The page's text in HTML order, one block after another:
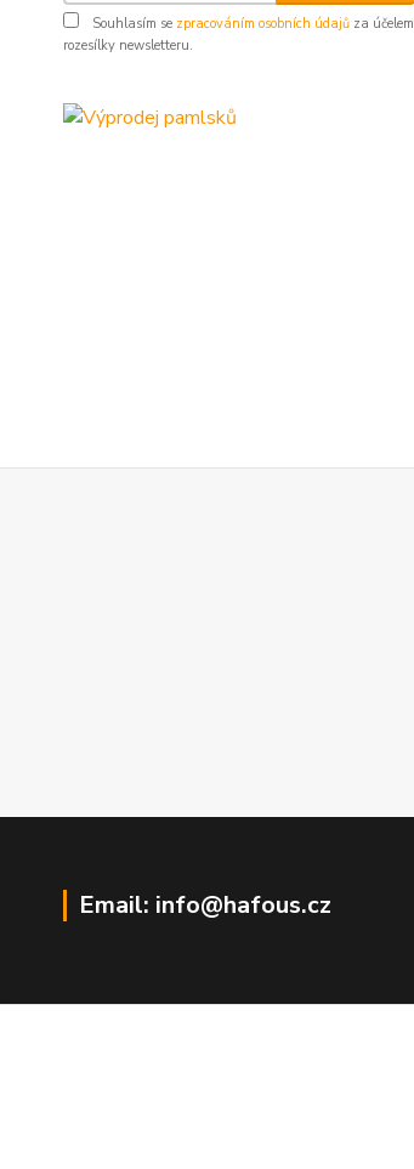
Souhlasím se zpracováním osobních údajů za účelem
rozesílky newsletteru.
Email: info@hafous.cz